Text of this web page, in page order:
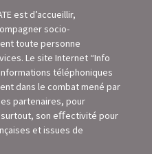
est d’accueillir,
socio-
toute personne
Le site Internet “Info
téléphoniques
dans le combat mené par
partenaires, pour
son eﬀectivité pour
et issues de